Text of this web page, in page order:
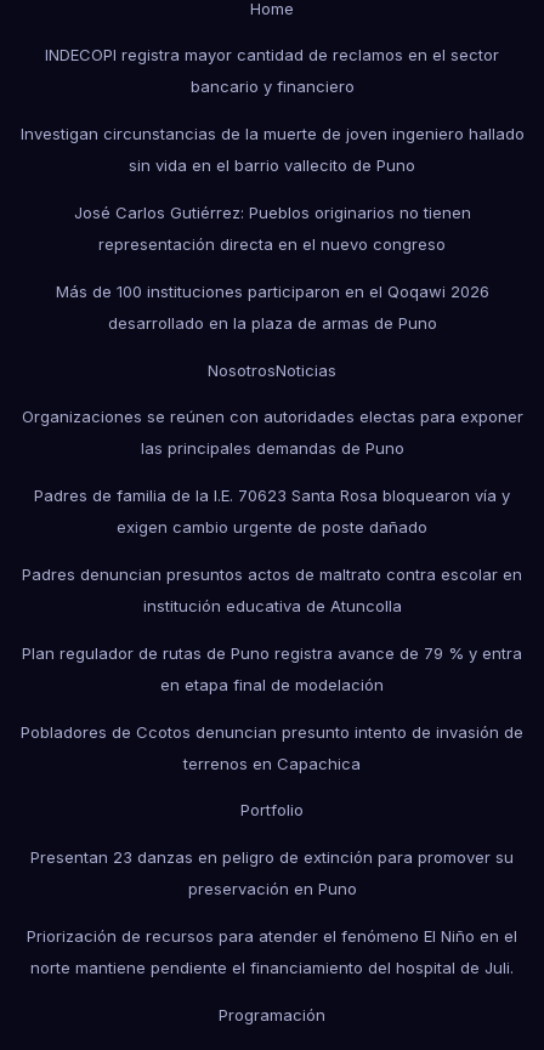
Home
INDECOPI registra mayor cantidad de reclamos en el sector
bancario y financiero
Investigan circunstancias de la muerte de joven ingeniero hallado
sin vida en el barrio vallecito de Puno
José Carlos Gutiérrez: Pueblos originarios no tienen
representación directa en el nuevo congreso
Más de 100 instituciones participaron en el Qoqawi 2026
desarrollado en la plaza de armas de Puno
NosotrosNoticias
Organizaciones se reúnen con autoridades electas para exponer
las principales demandas de Puno
Padres de familia de la I.E. 70623 Santa Rosa bloquearon vía y
exigen cambio urgente de poste dañado
Padres denuncian presuntos actos de maltrato contra escolar en
institución educativa de Atuncolla
Plan regulador de rutas de Puno registra avance de 79 % y entra
en etapa final de modelación
Pobladores de Ccotos denuncian presunto intento de invasión de
terrenos en Capachica
Portfolio
Presentan 23 danzas en peligro de extinción para promover su
preservación en Puno
Priorización de recursos para atender el fenómeno El Niño en el
norte mantiene pendiente el financiamiento del hospital de Juli.
Programación